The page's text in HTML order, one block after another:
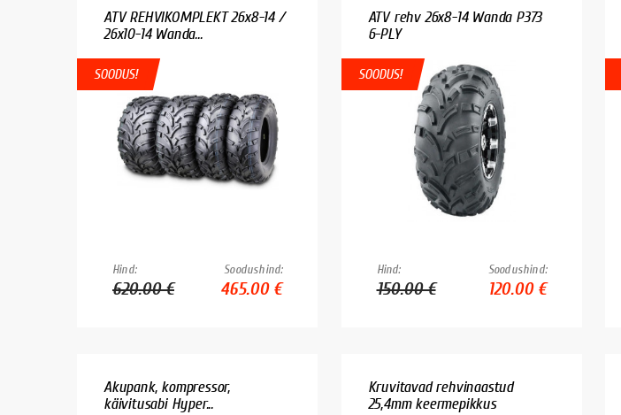
ATV REHVIKOMPLEKT 26x8-14 /
26x10-14 Wanda...
SOODUS!
Hind:
620.00 €
Soodushind:
465.00 €
ATV rehv 26x8-14 Wanda P373
6-PLY
SOODUS!
Hind:
150.00 €
Soodushind:
120.00 €
Akupank, kompressor,
käivitusabi Hyper...
Kruvitavad rehvinaastud
25,4mm keermepikkus